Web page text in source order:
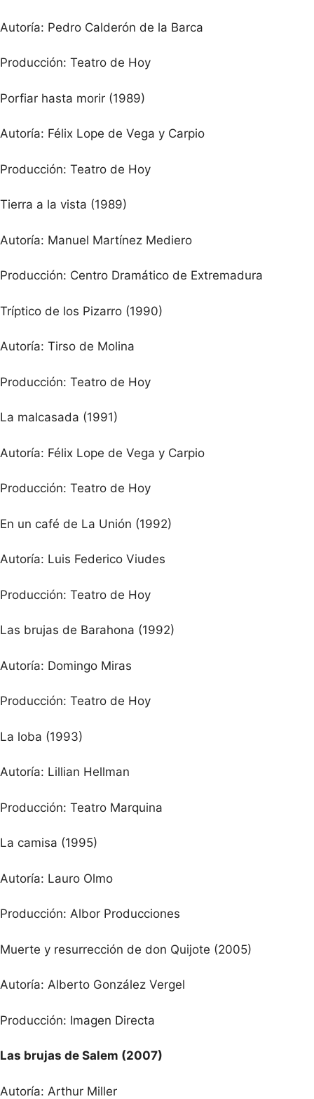
Autoría: Pedro Calderón de la Barca
Producción: Teatro de Hoy
Porfiar hasta morir (1989)
Autoría: Félix Lope de Vega y Carpio
Producción: Teatro de Hoy
Tierra a la vista (1989)
Autoría: Manuel Martínez Mediero
Producción: Centro Dramático de Extremadura
Tríptico de los Pizarro (1990)
Autoría: Tirso de Molina
Producción: Teatro de Hoy
La malcasada (1991)
Autoría: Félix Lope de Vega y Carpio
Producción: Teatro de Hoy
En un café de La Unión (1992)
Autoría: Luis Federico Viudes
Producción: Teatro de Hoy
Las brujas de Barahona (1992)
Autoría: Domingo Miras
Producción: Teatro de Hoy
La loba (1993)
Autoría: Lillian Hellman
Producción: Teatro Marquina
La camisa (1995)
Autoría: Lauro Olmo
Producción: Albor Producciones
Muerte y resurrección de don Quijote (2005)
Autoría: Alberto González Vergel
Producción: Imagen Directa
Las brujas de Salem (2007)
Autoría: Arthur Miller